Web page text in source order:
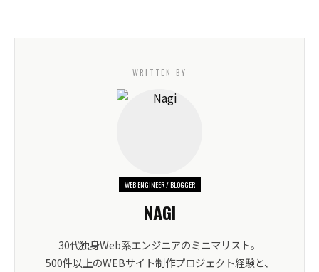
WRITTEN BY
WEB ENGINEER / BLOGGER
NAGI
30代独身Web系エンジニアのミニマリスト。
500件以上のWEBサイト制作プロジェクト経験と、